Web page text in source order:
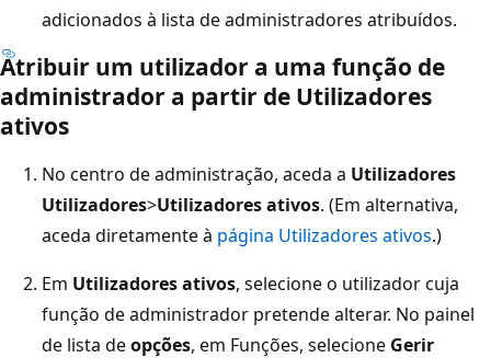
adicionados à lista de administradores atribuídos.
Atribuir um utilizador a uma função de
administrador a partir de Utilizadores
ativos
No centro de administração, aceda a Utilizadores
Utilizadores>Utilizadores ativos. (Em alternativa,
aceda diretamente à página Utilizadores ativos.)
Em Utilizadores ativos, selecione o utilizador cuja
função de administrador pretende alterar. No painel
de lista deopções, em Funções, selecione Gerir